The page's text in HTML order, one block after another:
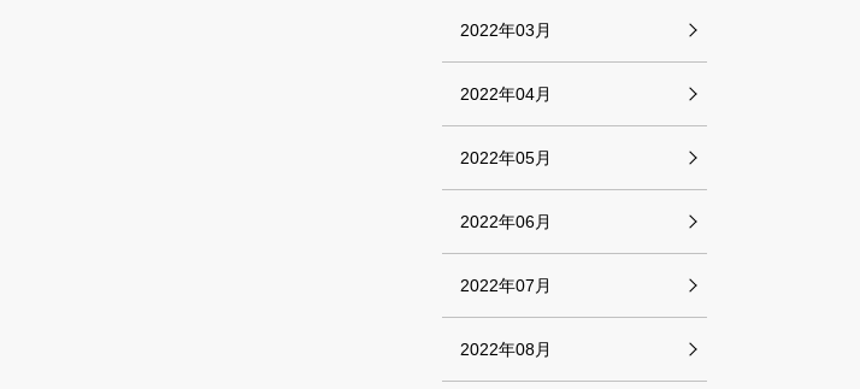
2022年03月
2022年04月
2022年05月
2022年06月
2022年07月
2022年08月